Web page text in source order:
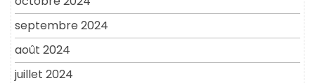
septembre 2024
août 2024
juillet 2024